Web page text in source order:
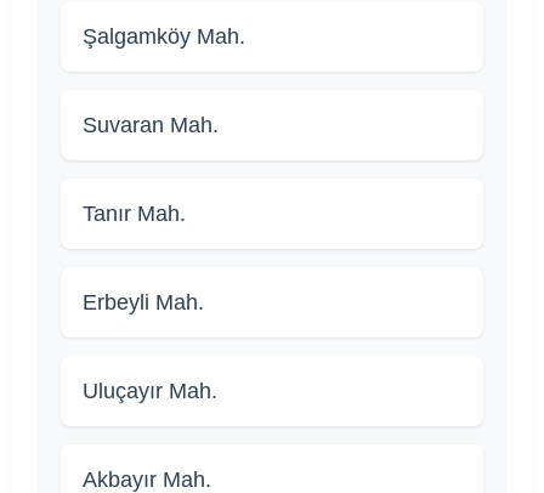
Şalgamköy Mah.
Suvaran Mah.
Tanır Mah.
Erbeyli Mah.
Uluçayır Mah.
Akbayır Mah.